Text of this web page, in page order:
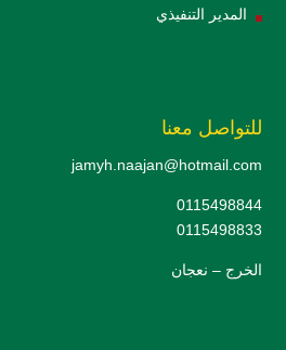
المدير التنفيذي
للتواصل معنا
jamyh.naajan@hotmail.com
0115498844
0115498833
الخرج – نعجان